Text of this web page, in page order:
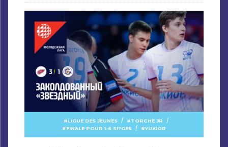
LIGUE DES JEUNES / TORCHE JR /
FINALE POUR 1-6 SI?GES / YUKIOR